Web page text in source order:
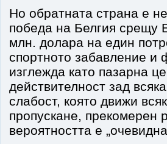
Но обратната страна е
победа на Белгия срещу
млн. долара на един
спортното забавление и
изглежда като пазарна
действителност зад
слабост, която движи
пропускане, прекомерен
вероятността е